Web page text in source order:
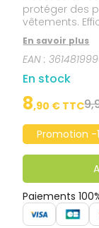
protéger des
vêtements.
moustiques,
répulsifs
diffusion du
pulvérisé
efficace
femelle,
être utilisé par
aux adultes),
tropicales
En savoir plus
EAN :
En stock
8,90 € TTC
Promotion -
Paiements